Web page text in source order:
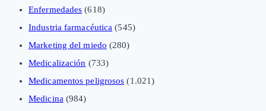
Enfermedades (618)
Industria farmacéutica (545)
Marketing del miedo (280)
Medicalización (733)
Medicamentos peligrosos (1.021)
Medicina (984)